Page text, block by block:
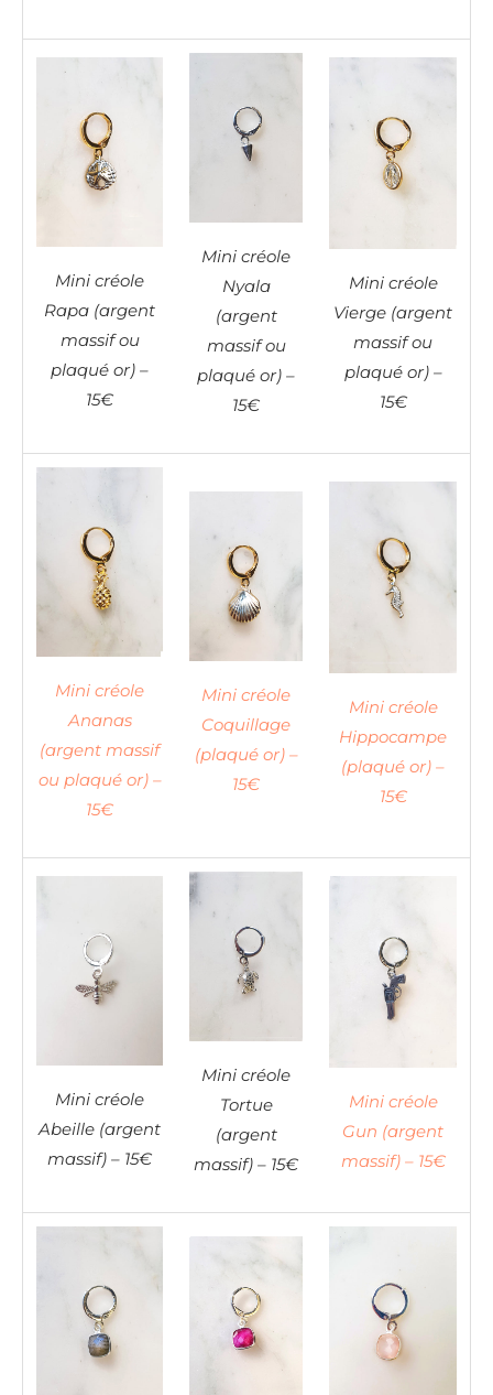
Mini créole
Rapa (argent
massif ou
plaqué or) –
15€
Mini créole
Nyala
(argent
massif ou
plaqué or) –
15€
Mini créole
Vierge (argent
massif ou
plaqué or) –
15€
Mini créole
Ananas
(argent massif
ou plaqué or) –
15€
Mini créole
Coquillage
(plaqué or) –
15€
Mini créole
Hippocampe
(plaqué or) –
15€
Mini créole
Abeille (argent
massif) – 15€
Mini créole
Tortue
(argent
massif) – 15€
Mini créole
Gun (argent
massif) – 15€